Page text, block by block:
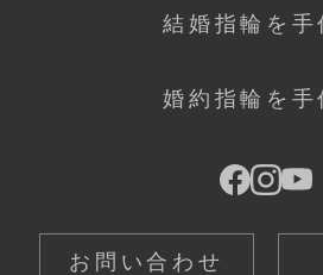
結婚指輪を手
婚約指輪を手
お問い合わせ